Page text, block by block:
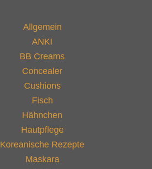
Allgemein
ANKI
BB Creams
Concealer
Cushions
Fisch
Hähnchen
Hautpflege
Koreanische Rezepte
Maskara